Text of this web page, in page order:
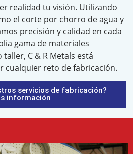
realidad tu visión. Utilizando
el corte por chorro de agua y
precisión y calidad en cada
gama de materiales
C & R Metals está
cualquier reto de fabricación.
servicios de fabricación?
información